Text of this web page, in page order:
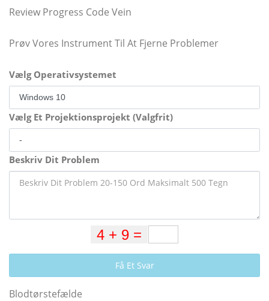
Review Progress Code Vein
Prøv Vores Instrument Til At Fjerne Problemer
Vælg Operativsystemet
Vælg Et Projektionsprojekt (Valgfrit)
Beskriv Dit Problem
Få Et Svar
Blodtørstefælde